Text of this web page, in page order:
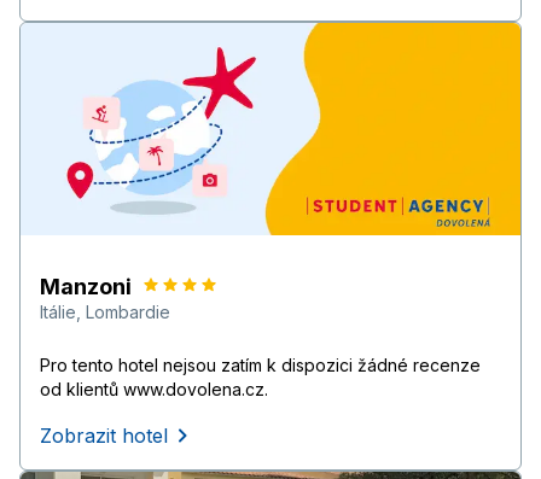
Manzoni
Itálie Lombardie
Pro tento hotel nejsou zatím k dispozici žádné recenze
od klientů www.dovolena.cz.
Zobrazit hotel